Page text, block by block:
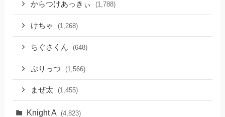
からつけあっきぃ (1,788)
けちゃ (1,268)
ちぐさくん (648)
ぷりっつ (1,566)
まぜ太 (1,455)
Knight A (4,823)